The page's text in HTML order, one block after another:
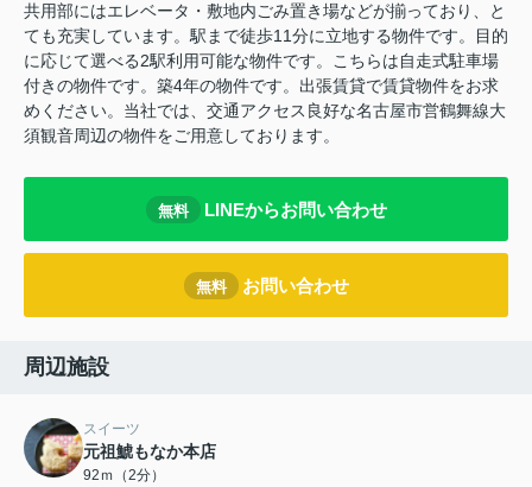
共用部にはエレベータ・敷地内ごみ置き場などが揃っており、と
ても充実しています。駅まで徒歩11分に立地する物件です。目的
に応じて選べる2駅利用可能な物件です。こちらは自走式駐車場
付きの物件です。築4年の物件です。出張賃貸で賃貸物件をお求
めください。当社では、交通アクセス良好な名古屋市営鶴舞線大
須観音周辺の物件をご用意しております。
無料 LINEからお問い合わせ
無料 お問い合わせ
周辺施設
スイーツ
元祖鯱もなか本店
92ｍ（2分）